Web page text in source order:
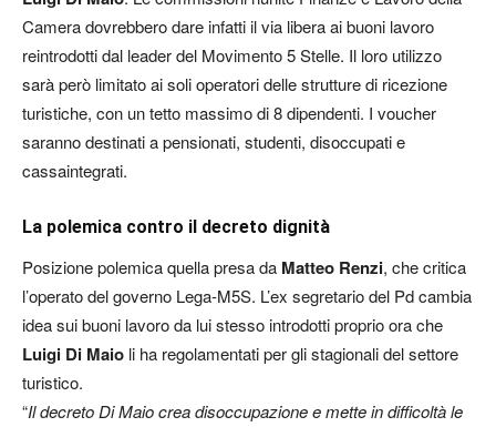
Camera dovrebbero dare infatti il via libera ai buoni lavoro
reintrodotti dal leader del Movimento 5 Stelle. Il loro utilizzo
sarà però limitato ai soli operatori delle strutture di ricezione
turistiche, con un tetto massimo di 8 dipendenti. I voucher
saranno destinati a pensionati, studenti, disoccupati e
cassaintegrati.
La polemica contro il decreto dignità
Posizione polemica quella presa da Matteo Renzi, che critica
l’operato del governo Lega-M5S. L’ex segretario del Pd cambia
idea sui buoni lavoro da lui stesso introdotti proprio ora che
Luigi Di Maio li ha regolamentati per gli stagionali del settore
turistico.
“Il decreto Di Maio crea disoccupazione e mette in difficoltà le